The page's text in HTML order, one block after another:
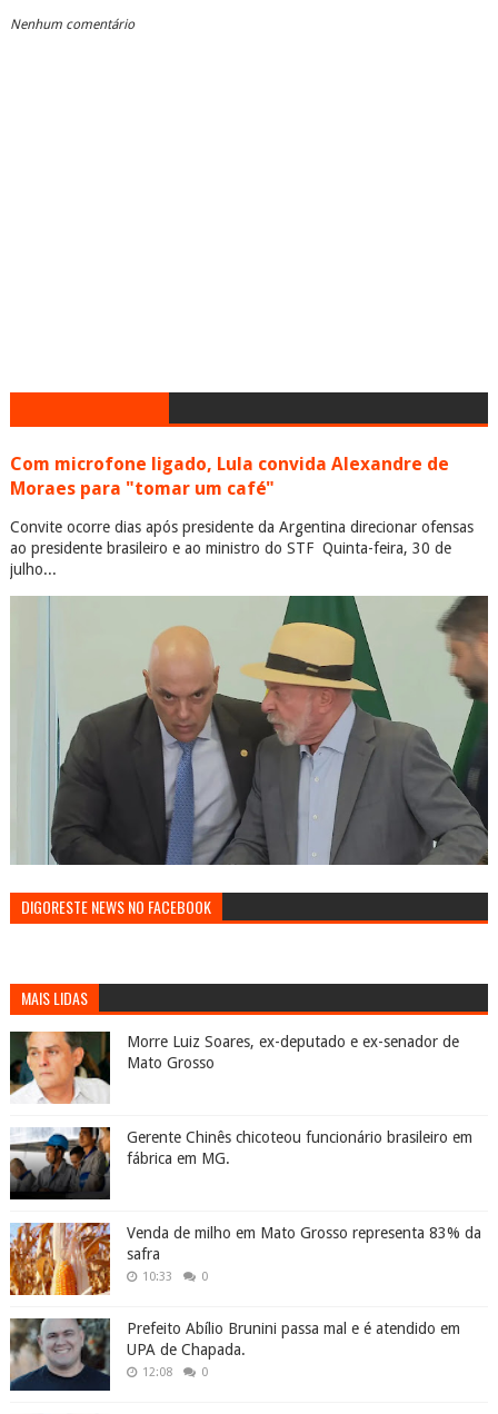
Nenhum comentário
Com microfone ligado, Lula convida Alexandre de
Moraes para "tomar um café"
Convite ocorre dias após presidente da Argentina direcionar ofensas
ao presidente brasileiro e ao ministro do STF Quinta-feira, 30 de
julho...
DIGORESTE NEWS NO FACEBOOK
MAIS LIDAS
Morre Luiz Soares, ex-deputado e ex-senador de
Mato Grosso
Gerente Chinês chicoteou funcionário brasileiro em
fábrica em MG.
Venda de milho em Mato Grosso representa 83% da
safra
10:33 0
Prefeito Abílio Brunini passa mal e é atendido em
UPA de Chapada.
12:08 0